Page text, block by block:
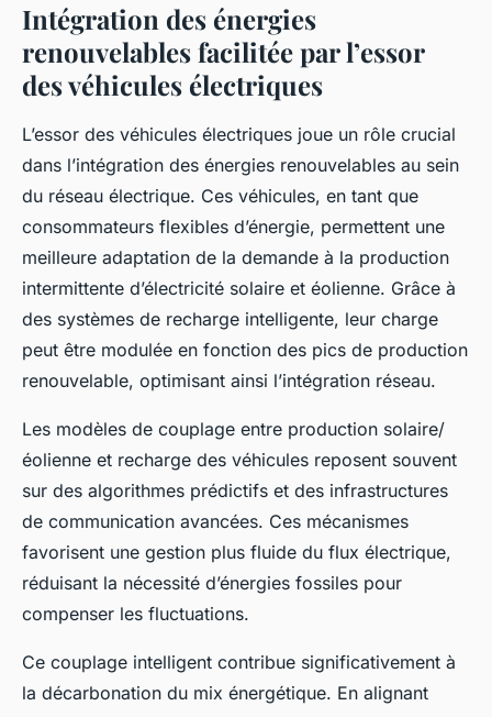
Intégration des énergies
renouvelables facilitée par l’essor
des véhicules électriques
L’essor des véhicules électriques joue un rôle crucial
dans l’intégration des énergies renouvelables au sein
du réseau électrique. Ces véhicules, en tant que
consommateurs flexibles d’énergie, permettent une
meilleure adaptation de la demande à la production
intermittente d’électricité solaire et éolienne. Grâce à
des systèmes de recharge intelligente, leur charge
peut être modulée en fonction des pics de production
renouvelable, optimisant ainsi l’intégration réseau.
Les modèles de couplage entre production solaire/
éolienne et recharge des véhicules reposent souvent
sur des algorithmes prédictifs et des infrastructures
de communication avancées. Ces mécanismes
favorisent une gestion plus fluide du flux électrique,
réduisant la nécessité d’énergies fossiles pour
compenser les fluctuations.
Ce couplage intelligent contribue significativement à
la décarbonation du mix énergétique. En alignant